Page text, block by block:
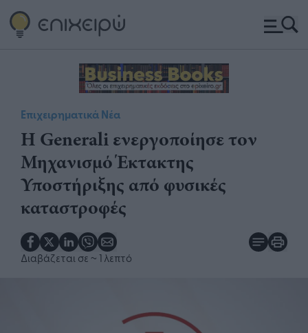
Επιχειρηματικά Νέα
Η Generali ενεργοποίησε τον
Μηχανισμό Έκτακτης
Υποστήριξης από φυσικές
καταστροφές
Διαβάζεται σε ~ 1 λεπτό